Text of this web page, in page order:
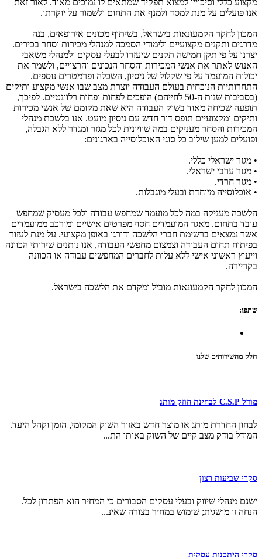
מקצוע כללי וסיכוייו למצוא תפקיד שמתאים לו נמוכים מאוד. לאור זאת
אנו פועלים על מנת למסד ולמנף את התחום ולשמור על יוקרתו.
המכון לחקר הקמעונאות בישראל, בשיתוף מכונים אירופאים, בנה
מדרגים ותקנים מקצועיים ולימודי הסמכה למנהלי מכירות וסחר בכירים.
יצרנו על פי תקן חמישה תקנים שיעזרו לבעלי עסקים ולמנהלי משאבי
האנוש לאתר את אנשי המכירות והסחר הנכונים והרצויים, ולשמר את
יכולות המועמד על פי שקלול של ניסיון, השכלה ופרמטרים נוספים.
התחרותיות הנוכחית בעולם העבודה יוצרת מצב שבו אנשי מקצוע ותיקים
(בסביבות שנות ה-50 לחייהם) הופכים לפחות ופחות רלוונטיים. לפיכך,
תופעה שכיחה מאוד בשוק העבודה היא שאת מקומם של אנשי מכירות
ותיקים ומקצועיים תופס דור חדש עם ניסיון מועט. אנו בלשכת מנהלי
המכירות והסחר מעניקים במה שוויונית לכל מגזר ומגדר ללא הגבלה,
ופועלים למען שילוב כל סוגי האוכלוסייה בארגונים:
• מגזר ישראלי כללי.
• מגזר ערבי ישראלי.
• מגזר חרדי.
• אוכלוסייה מיוחדת ובעלי מוגבלות.
הלשכה מעניקה במה לכל מועמד שמחפש עבודה ולכל מעסיק שמחפש
עובד בתחום. מאגר המועמדים חסוי מפרטים אישיים ומורכב ממועמדים
אשר נמצאים ברשימת חברי הלשכה ודורגו באופן מקצועי. על מנת לעזור
בפיתוח תחום העבודה וצמצום מחפשי העבודה, אנו נותנים שירותי הכוונה
וייעוץ ראשוני אישי ללא עלות לחברים המחפשים עבודה או הכוונה
בקריירה.
המכון לחקר הקמעונאות מוביל ומקדם את הלשכה בישראל.
שתפו:
חלק מהשירותים שלנו
מודל C.S.P לבחינת חוזק מותג
לבחון החדרת מותג או מוצר חדש באזור השוק המקומי, הזמן וקהל היעד.
המודל בודק מצב קיים של השוק באותו הת...
סקרי שביעות רצון
ישנם מנהלי שיווק ובעלי עסקים הסבורים כי המחיר הוא הפתרון לכל.
הנחה זו מושגית; שימוש במחיר בצורה שאינ...
סקרי היתכנות עסקית